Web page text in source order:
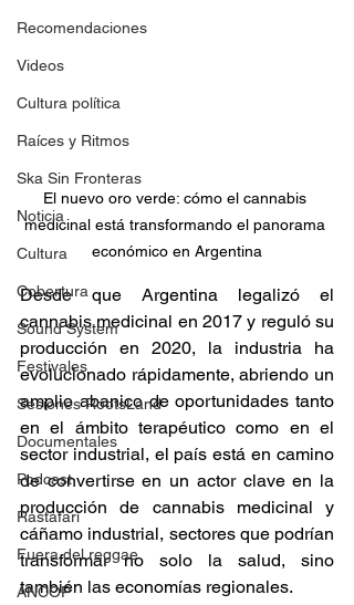
Recomendaciones
Videos
Cultura política
Raíces y Ritmos
Ska Sin Fronteras
Noticia
Cultura
Cobertura
Sound System
Festivales
Sesiones RootsLand
Documentales
Podcast
Rastafari
Fuera del reggae
ANCOP
El nuevo oro verde: cómo el cannabis
medicinal está transformando el panorama
económico en Argentina
Desde que Argentina legalizó el
cannabis medicinal en 2017 y reguló su
producción en 2020, la industria ha
evolucionado rápidamente, abriendo un
amplio abanico de oportunidades tanto
en el ámbito terapéutico como en el
sector industrial, el país está en camino
de convertirse en un actor clave en la
producción de cannabis medicinal y
cáñamo industrial, sectores que podrían
transformar no solo la salud, sino
también las economías regionales.